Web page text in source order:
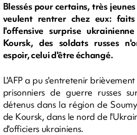
Blessés pour certains, très
veulent rentrer chez eux:
l'offensive surprise
Koursk, des soldats russes
espoir, celui d'être échangé.
L'AFP a pu s'entretenir
prisonniers de guerre russes
détenus dans la région de
de Koursk, dans le nord de
d'officiers ukrainiens.